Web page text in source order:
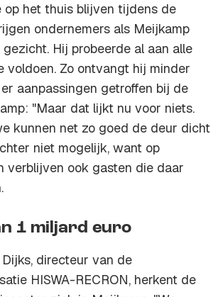
op het thuis blijven tijdens de
ondernemers als Meijkamp
Hij probeerde al aan alle
voldoen. Zo ontvangt hij minder
aanpassingen getroffen bij de
"Maar dat lijkt nu voor niets.
kunnen net zo goed de deur dicht
niet mogelijk, want op
verblijven ook gasten die daar
1 miljard euro
directeur van de
HISWA-RECRON, herkent de